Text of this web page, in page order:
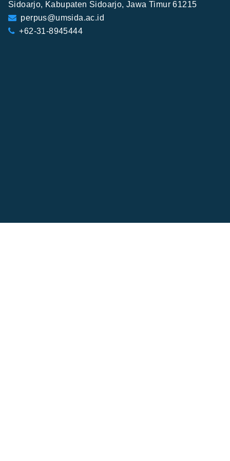
Sidoarjo, Kabupaten Sidoarjo, Jawa Timur 61215
perpus@umsida.ac.id
+62-31-8945444